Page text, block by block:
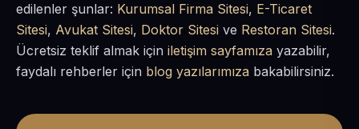
edilenler şunlar: Kurumsal Firma Sitesi, E-Ticaret
Sitesi, Avukat Sitesi, Doktor Sitesi ve Restoran Sitesi.
Ücretsiz teklif almak için iletişim sayfamıza yazabilir,
faydalı rehberler için blog yazılarımıza bakabilirsiniz.